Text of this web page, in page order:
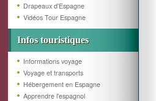
Drapeaux d'Espagne
Vidéos Tour Espagne
Infos touristiques
Informations voyage
Voyage et transports
Hébergement en Espagne
Apprendre l'espagnol